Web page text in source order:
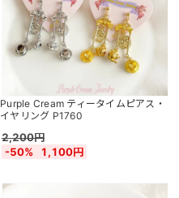
Purple Cream ティータイムピアス・
イヤリング P1760
2,200円
-50%
1,100円